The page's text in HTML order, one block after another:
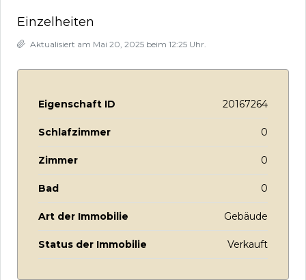
Einzelheiten
Aktualisiert am Mai 20, 2025 beim 12:25 Uhr.
Eigenschaft ID 20167264
Schlafzimmer 0
Zimmer 0
Bad 0
Art der Immobilie Gebäude
Status der Immobilie Verkauft